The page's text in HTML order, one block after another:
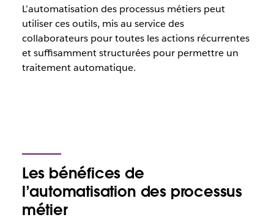
L’automatisation des processus métiers peut
utiliser ces outils, mis au service des
collaborateurs pour toutes les actions récurrentes
et suffisamment structurées pour permettre un
traitement automatique.
Les bénéfices de
l’automatisation des processus
métier